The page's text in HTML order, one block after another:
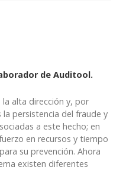
de Auditool.
alta dirección y, por
persistencia del fraude y
a este hecho; en
en recursos y tiempo
su prevención. Ahora
existen diferentes